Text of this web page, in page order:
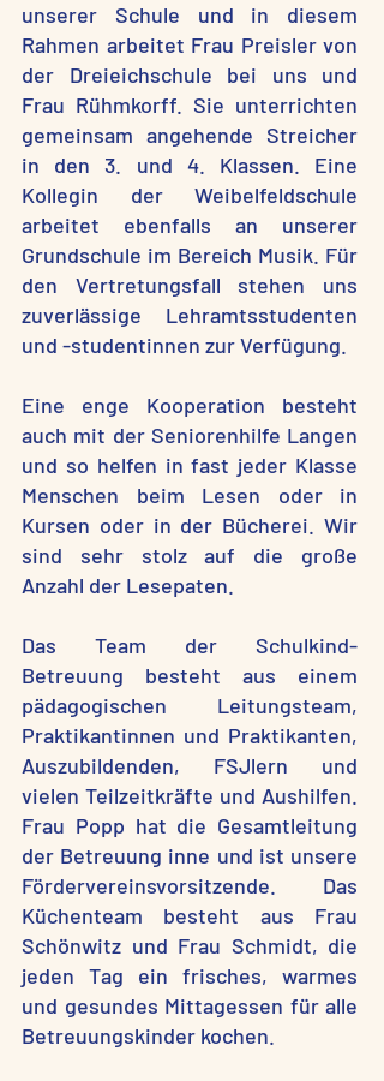
unserer Schule und in diesem
Rahmen arbeitet Frau Preisler von
der Dreieichschule bei uns und
Frau Rühmkorff. Sie unterrichten
gemeinsam angehende Streicher
in den 3. und 4. Klassen. Eine
Kollegin der Weibelfeldschule
arbeitet ebenfalls an unserer
Grundschule im Bereich Musik. Für
den Vertretungsfall stehen uns
zuverlässige Lehramtsstudenten
und -studentinnen zur Verfügung.
Eine enge Kooperation besteht
auch mit der Seniorenhilfe Langen
und so helfen in fast jeder Klasse
Menschen beim Lesen oder in
Kursen oder in der Bücherei. Wir
sind sehr stolz auf die große
Anzahl der Lesepaten.
Das Team der Schulkind-
Betreuung besteht aus einem
pädagogischen Leitungsteam,
Praktikantinnen und Praktikanten,
Auszubildenden, FSJlern und
vielen Teilzeitkräfte und Aushilfen.
Frau Popp hat die Gesamtleitung
der Betreuung inne und ist unsere
Fördervereinsvorsitzende. Das
Küchenteam besteht aus Frau
Schönwitz und Frau Schmidt, die
jeden Tag ein frisches, warmes
und gesundes Mittagessen für alle
Betreuungskinder kochen.